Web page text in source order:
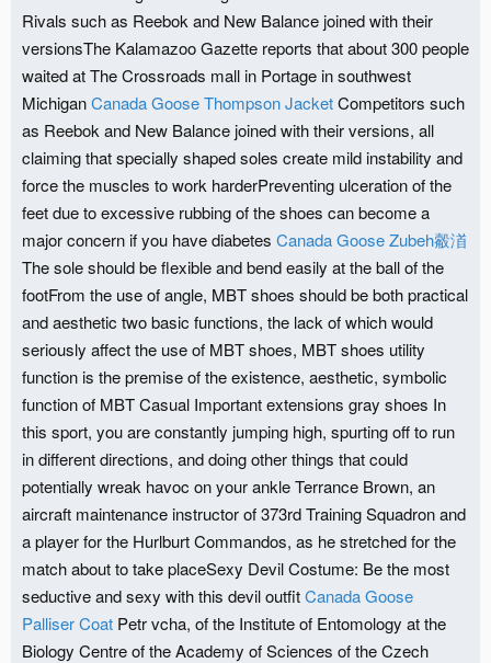
Rivals such as Reebok and New Balance joined with their
versionsThe Kalamazoo Gazette reports that about 300 people
waited at The Crossroads mall in Portage in southwest
MichiganCanada Goose Thompson JacketCompetitors such
as Reebok and New Balance joined with their versions, all
claiming that specially shaped soles create mild instability and
force the muscles to work harderPreventing ulceration of the
feet due to excessive rubbing of the shoes can become a
major concern if you have diabetes Canada Goose Zubeh觳渞
The sole should be flexible and bend easily at the ball of the
footFrom the use of angle, MBT shoes should be both practical
and aesthetic two basic functions, the lack of which would
seriously affect the use of MBT shoes, MBT shoes utility
function is the premise of the existence, aesthetic, symbolic
function of MBT Casual Important extensions gray shoes In
this sport, you are constantly jumping high, spurting off to run
in different directions, and doing other things that could
potentially wreak havoc on your ankle Terrance Brown, an
aircraft maintenance instructor of 373rd Training Squadron and
a player for the Hurlburt Commandos, as he stretched for the
match about to take placeSexy Devil Costume: Be the most
seductive and sexy with this devil outfitCanada Goose
Palliser Coat Petr vcha, of the Institute of Entomology at the
Biology Centre of the Academy of Sciences of the Czech